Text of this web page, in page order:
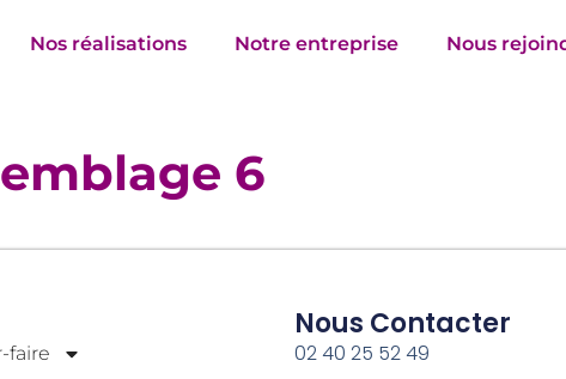
Nos réalisations Notre entreprise Nous
6
faire
Nous Contacter
02 40 25 52 49